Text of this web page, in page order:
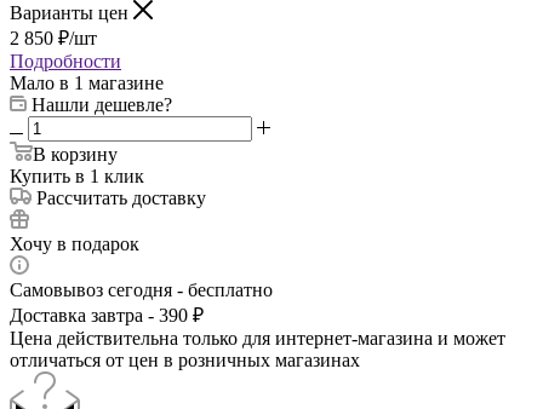
Варианты цен
2 850 ₽/шт
Подробности
Мало в 1 магазине
Нашли дешевле?
В корзину
Купить в 1 клик
Рассчитать доставку
Хочу в подарок
Самовывоз сегодня - бесплатно
Доставка завтра - 390 ₽
Цена действительна только для интернет-магазина и может
отличаться от цен в розничных магазинах